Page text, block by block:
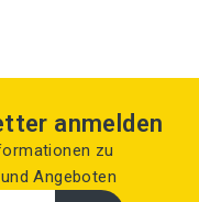
anmelden
zu
Angeboten